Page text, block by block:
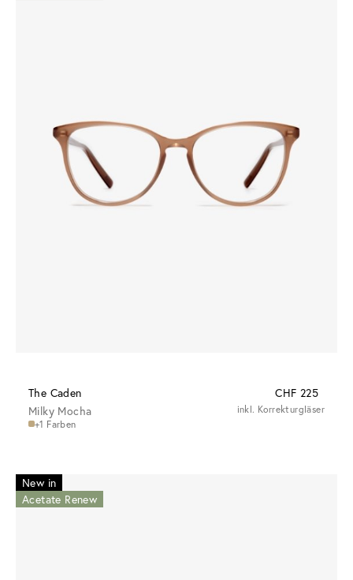
The Caden
CHF 225
Milky Mocha
+1 Farben
inkl. Korrekturgläser
New in
Acetate Renew